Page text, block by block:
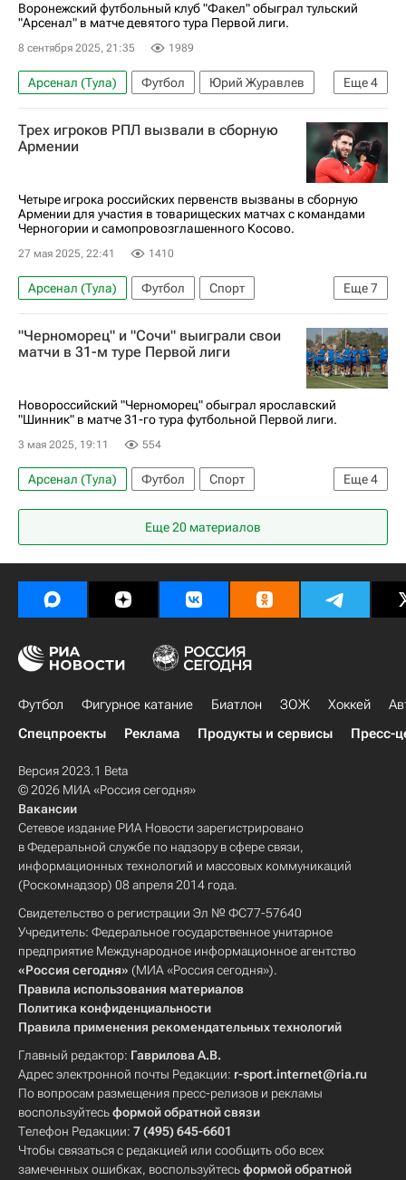
Воронежский футбольный клуб "Факел" обыграл тульский
"Арсенал" в матче девятого тура Первой лиги.
8 сентября 2025, 21:35 1989
Еще4
Арсенал (Тула) Футбол
Юрий Журавлев
Факел
Первая лига Спорт Урал
Трех игроков РПЛ вызвали в сборную
Армении
Четыре игрока российских первенств вызваны в сборную
Армении для участия в товарищеских матчах с командами
Черногории и самопровозглашенного Косово.
27 мая 2025, 22:41 1410
Еще7
Арсенал (Тула) Футбол
Спорт
Наир Тикнизян
Эдгар Севикян
Эдуард Сперцян
Локомотив (Москва)
РПЛ 2026-2027 (Чемпионат России по футболу)
Армения
"Черноморец" и "Сочи" выиграли свои
матчи в 31-м туре Первой лиги
Новороссийский "Черноморец" обыграл ярославский
"Шинник" в матче 31-го тура футбольной Первой лиги.
3 мая 2025, 19:11 554
Еще4
Арсенал (Тула) Футбол
Спорт
Черноморец (Новороссийск)
Сочи
Первая лига
Еще 20 материалов
Футбол Фигурное катание Биатлон ЗОЖ Хоккей
Спецпроекты
Реклама Продукты и сервисы Пресс-
Версия 2023.1 Beta
© 2026 МИА «Россия сегодня»
Вакансии
Сетевое издание РИА Новости зарегистрировано
в Федеральной службе по надзору в сфере связи,
информационных технологий и массовых коммуникаций
(Роскомнадзор) 08 апреля 2014 года.
Свидетельство о регистрации Эл № ФС77-57640
Учредитель: Федеральное государственное унитарное
предприятие Международное информационное агентство
«Россия сегодня» (МИА «Россия сегодня»).
Правила использования материалов
Политика конфиденциальности
Правила применения рекомендательных технологий
Главный редактор: Гаврилова А.В.
Адрес электронной почты Редакции: r-sport.internet@ria.ru
По вопросам размещения пресс-релизов и рекламы
воспользуйтесьформой обратной связи
Телефон Редакции: 7 (495) 645-6601
Чтобы связаться с редакцией или сообщить обо всех
замеченных ошибках, воспользуйтесьформой обратной